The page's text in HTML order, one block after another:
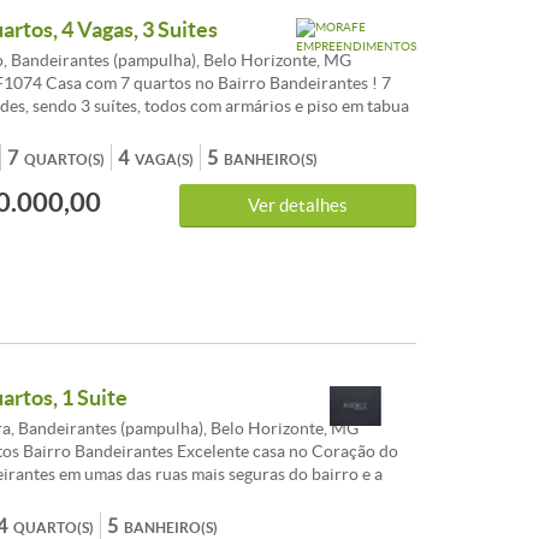
4 Vagas, 3 Suites
Bandeirantes (pampulha), Belo Horizonte, MG
Casa com 7 quartos no Bairro Bandeirantes ! 7
sendo 3 suítes, todos com armários e piso em tabua
janelas proporcionando iluminação e ventilação.
com copa, bancada em granito, toda com armário,
janelas. Área externa conta com jardins na frente
de trás, temos piscina e espaço gourmet. Garagem
QUARTO(S)
7 VAGA(S)
4 BANHEIRO(S)
5
Ver detalhes
1 Suite
Bandeirantes (pampulha), Belo Horizonte, MG
Bairro Bandeirantes Excelente casa no Coração do
em umas das ruas mais seguras do bairro e a
bem distribuídos sendo linear, ao entrar você ira se
QUARTO(S) BANHEIRO(S)
5